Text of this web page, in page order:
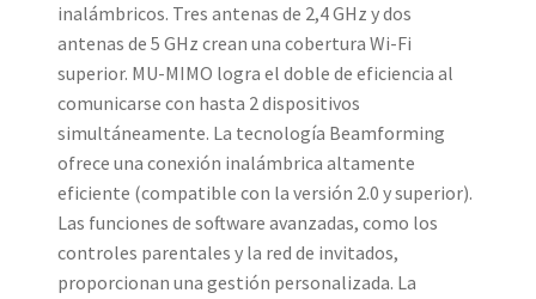
inalámbricos. Tres antenas de 2,4 GHz y dos
antenas de 5 GHz crean una cobertura Wi-Fi
superior. MU-MIMO logra el doble de eficiencia al
comunicarse con hasta 2 dispositivos
simultáneamente. La tecnología Beamforming
ofrece una conexión inalámbrica altamente
eficiente (compatible con la versión 2.0 y superior).
Las funciones de software avanzadas, como los
controles parentales y la red de invitados,
proporcionan una gestión personalizada. La